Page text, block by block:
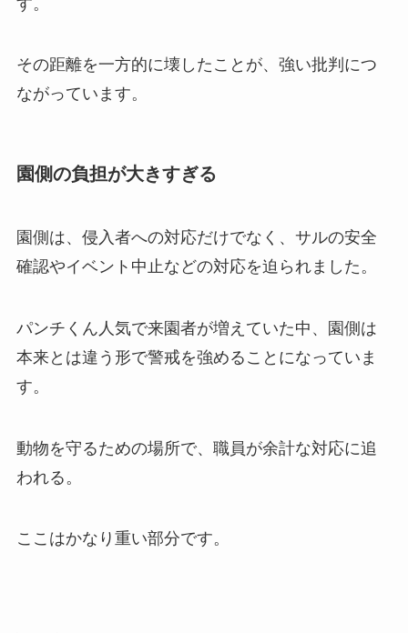
その距離を一方的に壊したことが、強い批判につ
ながっています。
園側の負担が大きすぎる
園側は、侵入者への対応だけでなく、サルの安全
確認やイベント中止などの対応を迫られました。
パンチくん人気で来園者が増えていた中、園側は
本来とは違う形で警戒を強めることになっていま
す。
動物を守るための場所で、職員が余計な対応に追
われる。
ここはかなり重い部分です。